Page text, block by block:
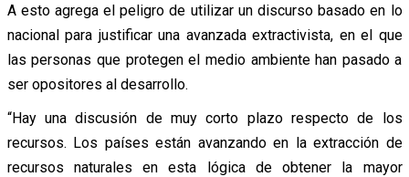
A esto agrega el peligro de utilizar un discurso basado en lo
nacional para justificar una avanzada extractivista, en el que
las personas que protegen el medio ambiente han pasado a
ser opositores al desarrollo.
“Hay una discusión de muy corto plazo respecto de los
recursos. Los países están avanzando en la extracción de
recursos naturales en esta lógica de obtener la mayor